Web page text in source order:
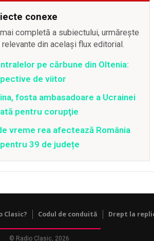
conexe
completă a subiectului, urmărește
din același flux editorial.
pe cărbune din Oltenia:
de viitor
fosta ambasadoare a Ucrainei
pentru corupţie
vreme rea afectează România
39 de județe
Clasic? Codul de conduită Drept la
© Radio Clasic, 2026